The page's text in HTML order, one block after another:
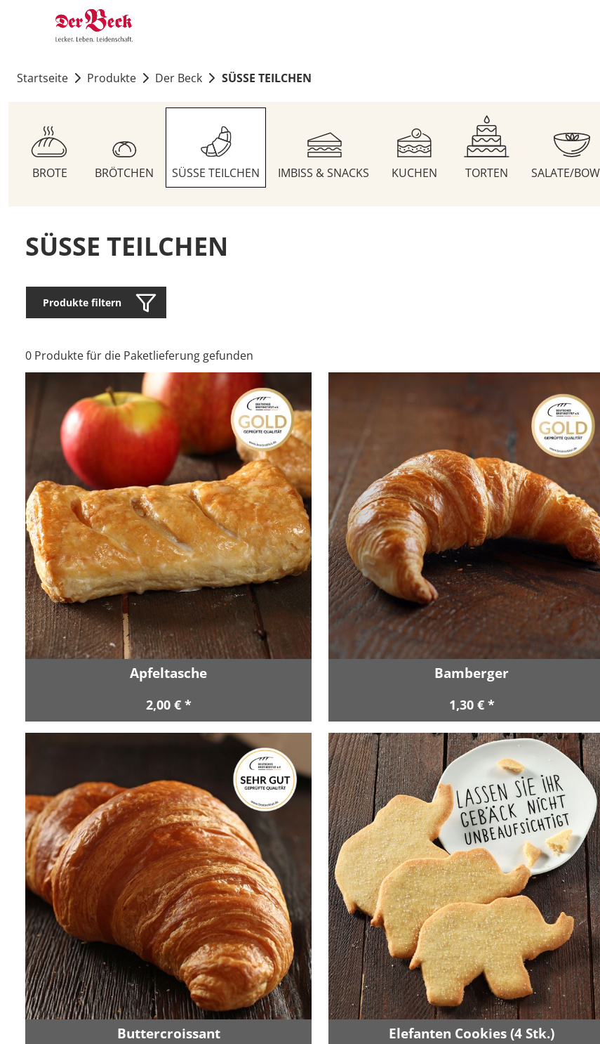
Startseite Produkte Der Beck SÜSSE TEILCHEN
BROTE BRÖTCHEN SÜSSE TEILCHEN IMBISS & SNACKS KUCHEN TORTEN SALATE/
SÜSSE TEILCHEN
Produkte filtern
0 Produkte für die Paketlieferung gefunden
Apfeltasche
2,00 € *
Bamberger
1,30 € *
Buttercroissant Elefanten Cookies (4 Stk.)